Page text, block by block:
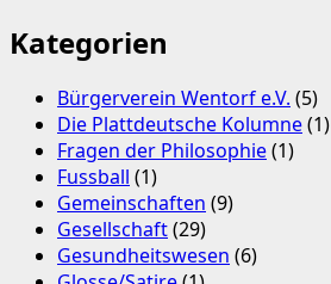
Kategorien
Bürgerverein Wentorf e.V. (5)
Die Plattdeutsche Kolumne(1)
Fragen der Philosophie(1)
Fussball (1)
Gemeinschaften (9)
Gesellschaft(29)
Gesundheitswesen (6)